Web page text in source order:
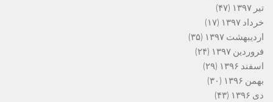
تیر ۱۳۹۷
(۴۷)
خرداد ۱۳۹۷
(۱۷)
اردیبهشت ۱۳۹۷
(۳۵)
فروردین ۱۳۹۷
(۲۴)
اسفند ۱۳۹۶
(۲۹)
بهمن ۱۳۹۶
(۳۰)
دی ۱۳۹۶
(۴۳)